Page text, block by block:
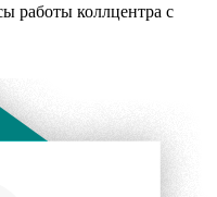
работы коллцентра с